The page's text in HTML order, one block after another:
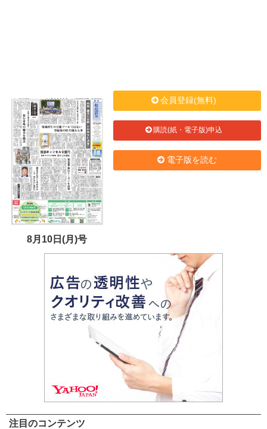
8月10日(月)号
会員登録(無料)
購読(紙・電子版)申込
電子版を読む
注目のコンテンツ